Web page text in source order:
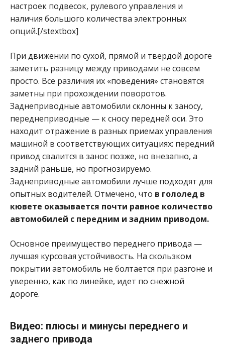
настроек подвесок, рулевого управления и
наличия большого количества электронных
опций.[/stextbox]
При движении по сухой, прямой и твердой дороге
заметить разницу между приводами не совсем
просто. Все различия их «поведения» становятся
заметны при прохождении поворотов.
Заднеприводные автомобили склонны к заносу,
переднеприводные — к сносу передней оси. Это
находит отражение в разных приемах управления
машиной в соответствующих ситуациях: передний
привод свалится в занос позже, но внезапно, а
задний раньше, но прогнозируемо.
Заднеприводные автомобили лучше подходят для
опытных водителей. Отмечено, что в гололед в
кювете оказывается почти равное количество
автомобилей с передним и задним приводом.
Основное преимущество переднего привода —
лучшая курсовая устойчивость. На скользком
покрытии автомобиль не болтается при разгоне и
уверенно, как по линейке, идет по снежной
дороге.
Видео: плюсы и минусы переднего и
заднего привода